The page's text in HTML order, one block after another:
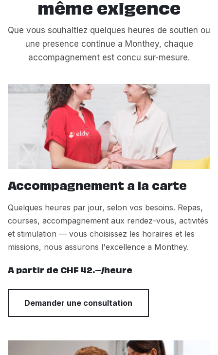
même exigence
Que vous souhaitiez quelques heures de soutien ou
une presence continue a Monthey, chaque
accompagnement est concu sur-mesure.
Accompagnement a la carte
Quelques heures par jour, selon vos besoins. Repas,
courses, accompagnement aux rendez-vous, activités
et stimulation — vous choisissez les horaires et les
missions, nous assurons l'excellence a Monthey.
A partir de CHF 42.–/heure
Demander une consultation